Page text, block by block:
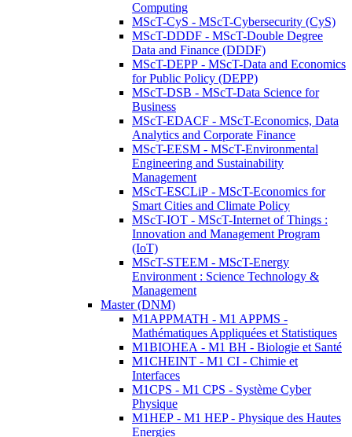
Computing
MScT-CyS - MScT-Cybersecurity (CyS)
MScT-DDDF - MScT-Double Degree
Data and Finance (DDDF)
MScT-DEPP - MScT-Data and Economics
for Public Policy (DEPP)
MScT-DSB - MScT-Data Science for
Business
MScT-EDACF - MScT-Economics, Data
Analytics and Corporate Finance
MScT-EESM - MScT-Environmental
Engineering and Sustainability
Management
MScT-ESCLiP - MScT-Economics for
Smart Cities and Climate Policy
MScT-IOT - MScT-Internet of Things :
Innovation and Management Program
(IoT)
MScT-STEEM - MScT-Energy
Environment : Science Technology &
Management
Master (DNM)
M1APPMATH - M1 APPMS -
Mathématiques Appliquées et Statistiques
M1BIOHEA - M1 BH - Biologie et Santé
M1CHEINT - M1 CI - Chimie et
Interfaces
M1CPS - M1 CPS - Système Cyber
Physique
M1HEP - M1 HEP - Physique des Hautes
Energies